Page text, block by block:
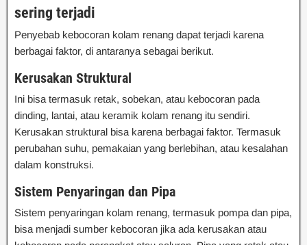
sering terjadi
Penyebab kebocoran kolam renang dapat terjadi karena
berbagai faktor, di antaranya sebagai berikut.
Kerusakan Struktural
Ini bisa termasuk retak, sobekan, atau kebocoran pada
dinding, lantai, atau keramik kolam renang itu sendiri.
Kerusakan struktural bisa karena berbagai faktor. Termasuk
perubahan suhu, pemakaian yang berlebihan, atau kesalahan
dalam konstruksi.
Sistem Penyaringan dan Pipa
Sistem penyaringan kolam renang, termasuk pompa dan pipa,
bisa menjadi sumber kebocoran jika ada kerusakan atau